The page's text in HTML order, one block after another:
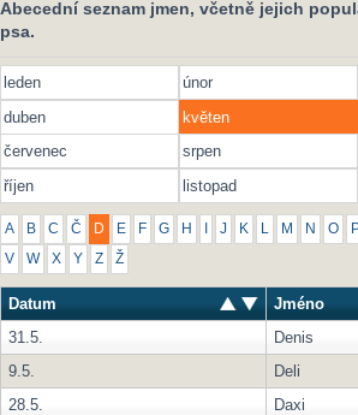
Abecední seznam jmen, včetně jejich
psa.
leden únor
duben
květen
červenec
srpen
říjen
listopad
A B C Č D E F G H J K L M N O
V W X Y Z Ž
Datum
Jméno
31.5.
Denis
9.5.
Deli
28.5.
Daxi